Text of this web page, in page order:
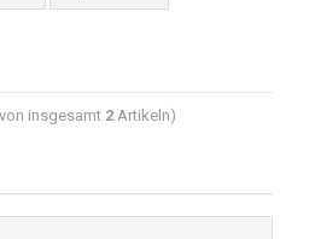
insgesamt 2 Artikeln)